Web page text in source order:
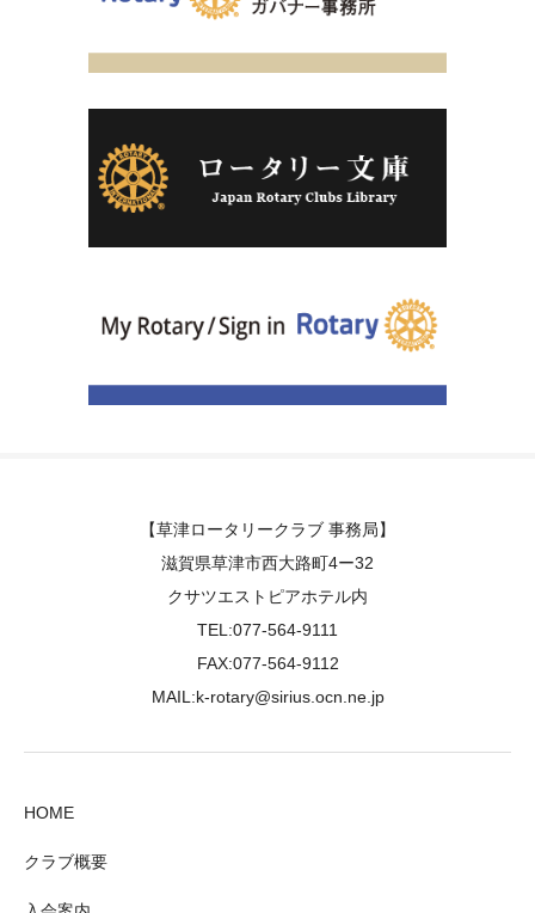
【草津ロータリークラブ 事務局】
滋賀県草津市西大路町4ー32
クサツエストピアホテル内
TEL:077-564-9111
FAX:077-564-9112
MAIL:k-rotary@sirius.ocn.ne.jp
HOME
クラブ概要